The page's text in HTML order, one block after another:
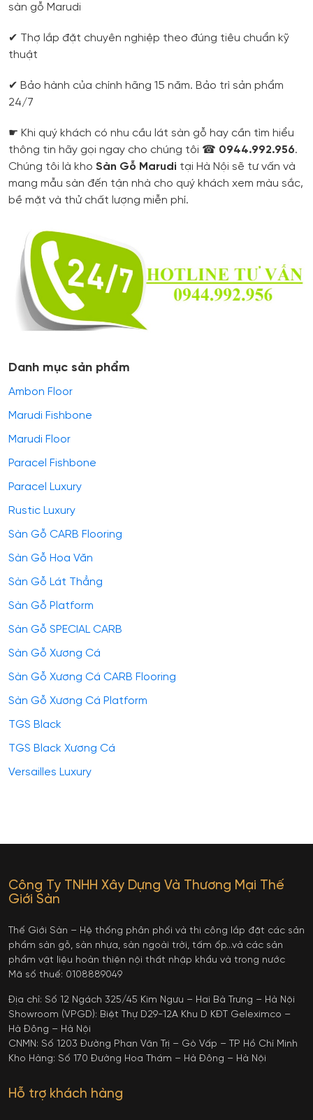
sàn gỗ Marudi
✔ Thợ lắp đặt chuyên nghiệp theo đúng tiêu chuẩn kỹ
thuật
✔ Bảo hành của chính hãng 15 năm. Bảo trì sản phẩm
24/7
☛ Khi quý khách có nhu cầu lát sàn gỗ hay cần tìm hiểu
thông tin hãy gọi ngay cho chúng tôi ☎ 0944.992.956.
Chúng tôi là kho Sàn Gỗ Marudi tại Hà Nội sẽ tư vấn và
mang mẫu sàn đến tận nhà cho quý khách xem màu sắc,
bề mặt và thử chất lượng miễn phí.
Danh mục sản phẩm
Ambon Floor
Marudi Fishbone
Marudi Floor
Paracel Fishbone
Paracel Luxury
Rustic Luxury
Sàn Gỗ CARB Flooring
Sàn Gỗ Hoa Văn
Sàn Gỗ Lát Thẳng
Sàn Gỗ Platform
Sàn Gỗ SPECIAL CARB
Sàn Gỗ Xương Cá
Sàn Gỗ Xương Cá CARB Flooring
Sàn Gỗ Xương Cá Platform
TGS Black
TGS Black Xương Cá
Versailles Luxury
Công Ty TNHH Xây Dựng Và Thương Mại Thế
Giới Sàn
Thế Giới Sàn – Hệ thống phân phối và thi công lắp đặt các sản
phẩm sàn gỗ, sàn nhựa, sàn ngoài trời, tấm ốp…và các sản
phẩm vật liệu hoàn thiện nội thất nhập khẩu và trong nước
Mã số thuế: 0108889049
Địa chỉ: Số 12 Ngách 325/45 Kim Ngưu – Hai Bà Trưng – Hà Nội
Showroom (VPGD): Biệt Thự D29-12A Khu D KĐT Geleximco –
Hà Đông – Hà Nội
CNMN: Số 1203 Đường Phan Văn Trị – Gò Vấp – TP Hồ Chí Minh
Kho Hàng: Số 170 Đường Hoa Thám – Hà Đông – Hà Nội
Hỗ trợ khách hàng